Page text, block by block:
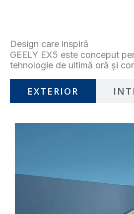
Design care inspiră
GEELY EX5 este conceput
tehnologie de ultimă oră și
EXTERIOR